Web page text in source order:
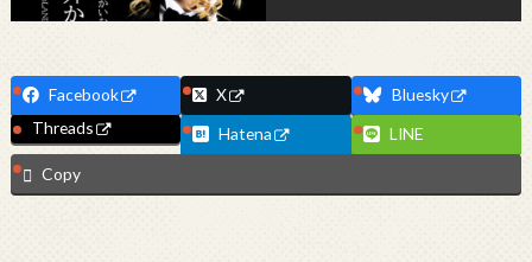
Facebook X
Bluesky
Threads
Hatena
LINE
Copy